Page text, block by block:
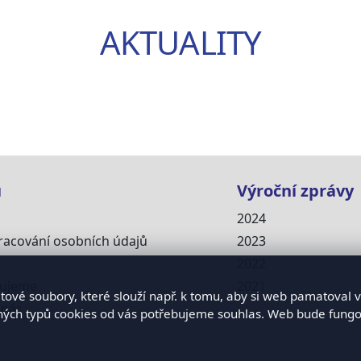
AKTUALITY
soubory, které slouží např. k tomu, aby si web pamatoval
typů cookies od vás potřebujeme souhlas. Web bude
osobních údajů
Výroční zprávy
2024
2023
...